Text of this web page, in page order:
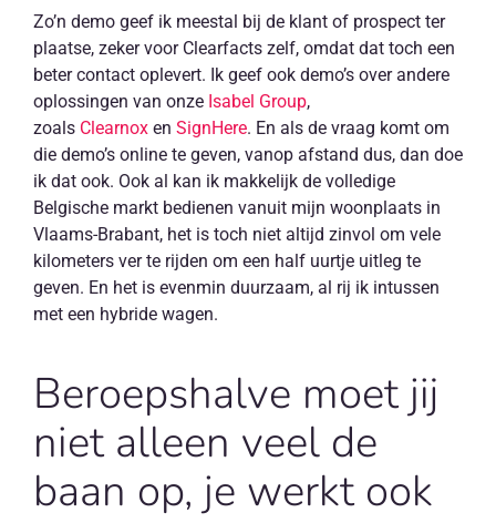
Zo’n demo geef ik meestal bij de klant of prospect ter
plaatse, zeker voor Clearfacts zelf, omdat dat toch een
beter contact oplevert. Ik geef ook demo’s over andere
oplossingen van onze Isabel Group,
zoals Clearnoxen SignHere. En als de vraag komt om
die demo’s online te geven, vanop afstand dus, dan doe
ik dat ook. Ook al kan ik makkelijk de volledige
Belgische markt bedienen vanuit mijn woonplaats in
Vlaams-Brabant, het is toch niet altijd zinvol om vele
kilometers ver te rijden om een half uurtje uitleg te
geven. En het is evenmin duurzaam, al rij ik intussen
met een hybride wagen.
Beroepshalve moet jij
niet alleen veel de
baan op, je werkt ook